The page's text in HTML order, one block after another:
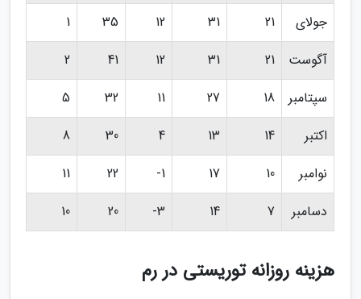
جولای
21
31
12
35
1
آگوست
21
31
12
41
2
سپتامبر
18
27
11
32
5
اکتبر
14
13
4
30
8
نوامبر
10
17
1-
22
11
دسامبر
7
14
3-
20
10
هزینه روزانه توریستی در رم